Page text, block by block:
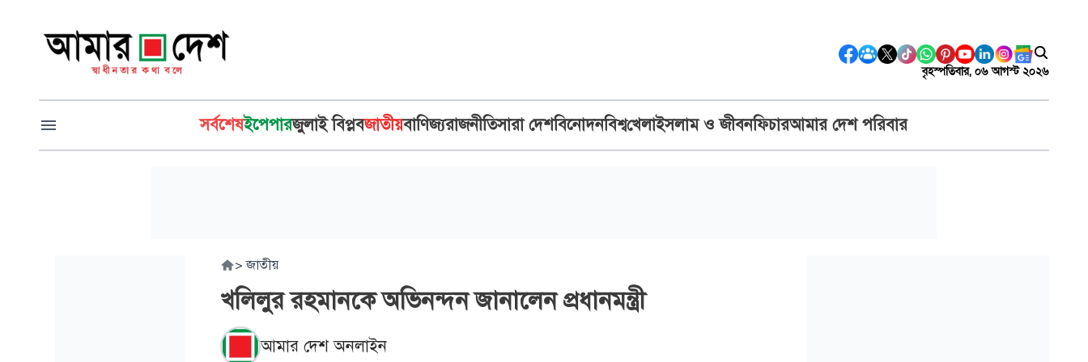
বৃহস্পতিবার, ০৬ আগস্ট ২০২৬
সর্বশেষইপেপারজুলাই বিপ্লবজাতীয়বাণিজ্যরাজনীতিসারা দেশবিনোদনবিশ্বখেলাইসলাম ও জীবনফিচারআমার দেশ পরিবার
> জাতীয়
খলিলুর রহমানকে অভিনন্দন জানালেন প্রধানমন্ত্রী
আমার দেশ অনলাইন